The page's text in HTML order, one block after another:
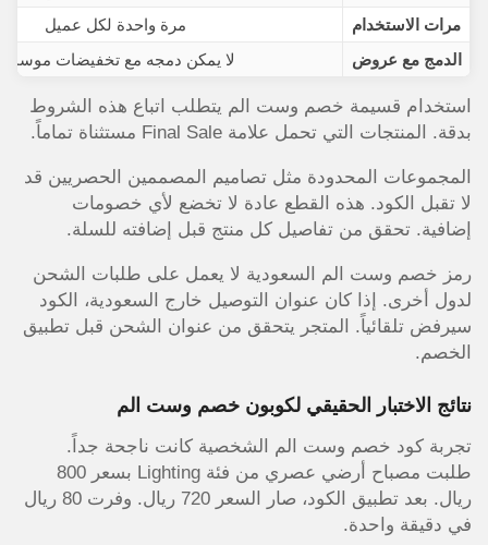
مرات الاستخدام
مرة واحدة لكل عميل
الدمج مع عروض
لا يمكن دمجه مع تخفيضات
استخدام قسيمة خصم وست الم يتطلب اتباع هذه الشروط
بدقة. المنتجات التي تحمل علامة Final Sale مستثناة تماماً.
المجموعات المحدودة مثل تصاميم المصممين الحصريين قد
لا تقبل الكود. هذه القطع عادة لا تخضع لأي خصومات
إضافية. تحقق من تفاصيل كل منتج قبل إضافته للسلة.
رمز خصم وست الم السعودية لا يعمل على طلبات الشحن
لدول أخرى. إذا كان عنوان التوصيل خارج السعودية، الكود
سيرفض تلقائياً. المتجر يتحقق من عنوان الشحن قبل تطبيق
الخصم.
نتائج الاختبار الحقيقي لكوبون خصم وست الم
تجربة كود خصم وست الم الشخصية كانت ناجحة جداً.
طلبت مصباح أرضي عصري من فئة Lighting بسعر 800
ريال. بعد تطبيق الكود، صار السعر 720 ريال. وفرت 80 ريال
في دقيقة واحدة.